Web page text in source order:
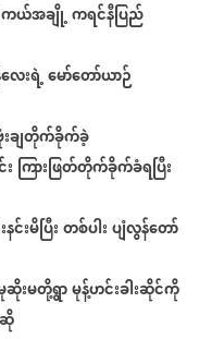
ယ်အချို့ကရင်နီပြည်
ေးရဲ့မော်တော်ယာဉ်
ချတိုက်ခိုက်ခဲ့
ကြားဖြတ်တိုက်ခိုက်ခံရပြီး
င်းမိပြီးတစ်ပါးပျံလွန်တော်
ဆိုးမတို့ရွာမုန့်ဟင်းခါးဆိုင်ကို
ဆို